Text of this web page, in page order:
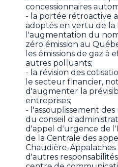
concessionnaires
- la portée rétroactive
adoptés en vertu de la
l'augmentation du
zéro émission au
les émissions de gaz à
autres polluants;
- la révision des
le secteur financier,
d'augmenter la
entreprises;
- l'assouplissement
du conseil
d'appel d'urgence de
de la Centrale des
Chaudière-
d'autres